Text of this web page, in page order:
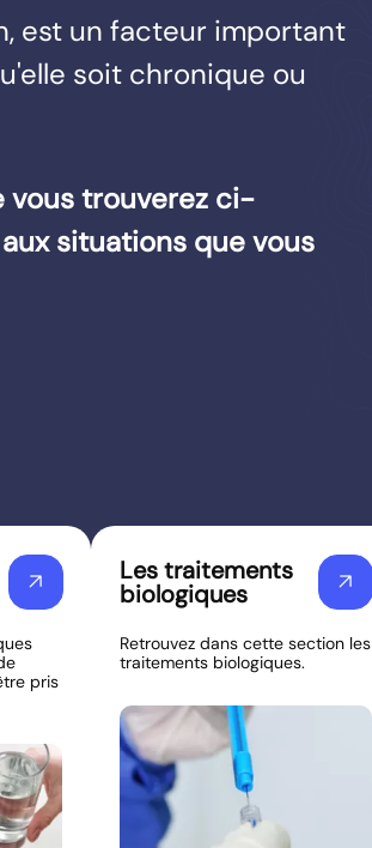
est un facteur important
soit chronique ou
vous trouverez ci-
situations que vous
arrow_outward
pris
Les traitements
biologiques arrow_outward
Retrouvez dans cette section les
traitements biologiques.